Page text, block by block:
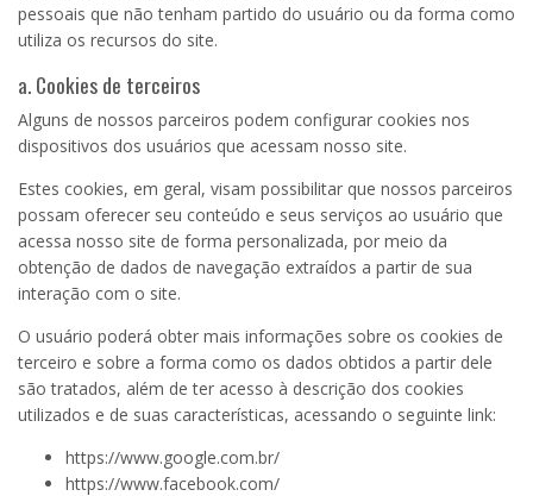
pessoais que não tenham partido do usuário ou da forma como
utiliza os recursos do site.
a. Cookies de terceiros
Alguns de nossos parceiros podem configurar cookies nos
dispositivos dos usuários que acessam nosso site.
Estes cookies, em geral, visam possibilitar que nossos parceiros
possam oferecer seu conteúdo e seus serviços ao usuário que
acessa nosso site de forma personalizada, por meio da
obtenção de dados de navegação extraídos a partir de sua
interação com o site.
O usuário poderá obter mais informações sobre os cookies de
terceiro e sobre a forma como os dados obtidos a partir dele
são tratados, além de ter acesso à descrição dos cookies
utilizados e de suas características, acessando o seguinte link:
https://www.google.com.br/
https://www.facebook.com/